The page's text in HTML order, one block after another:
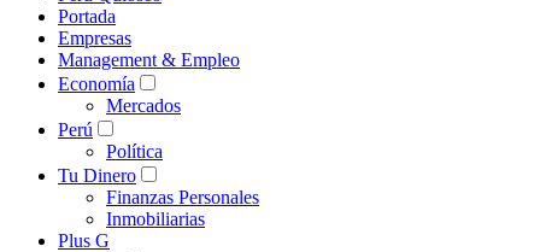
Portada
Empresas
Management & Empleo
Economía
Mercados
Perú
Política
Tu Dinero
Finanzas Personales
Inmobiliarias
Plus G